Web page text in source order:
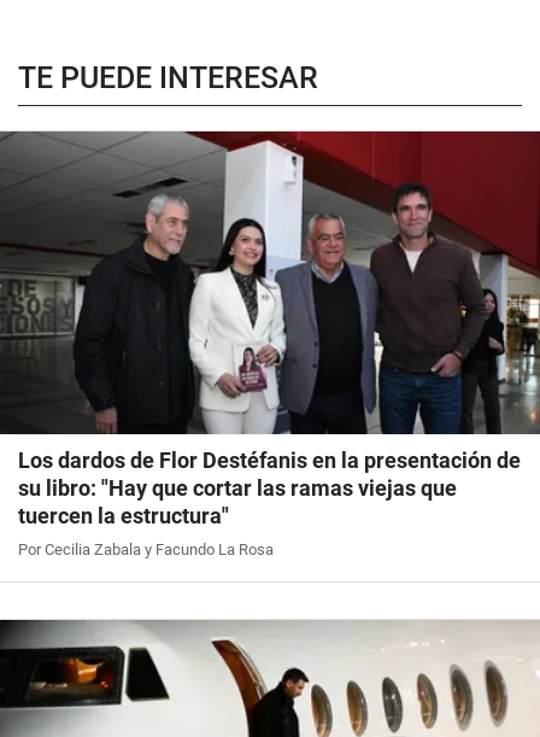
TE PUEDE INTERESAR
Los dardos de Flor Destéfanis en la presentación de
su libro: "Hay que cortar las ramas viejas que
tuercen la estructura"
Por Cecilia Zabala y Facundo La Rosa